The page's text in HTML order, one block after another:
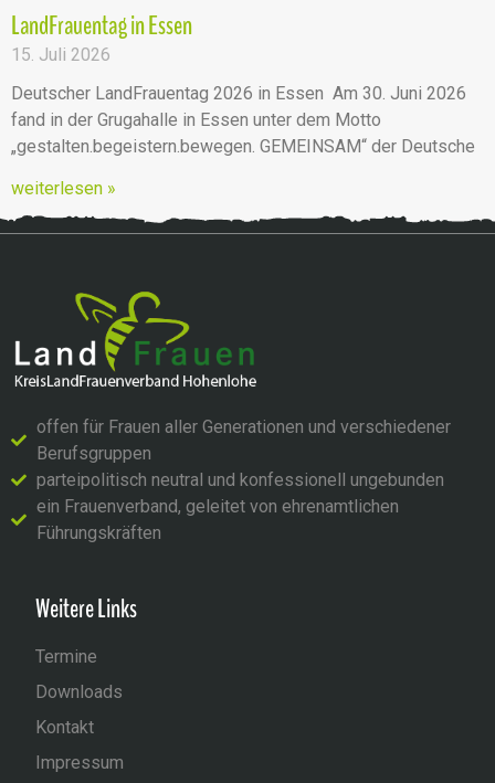
LandFrauentag in Essen
15. Juli 2026
Deutscher LandFrauentag 2026 in Essen Am 30. Juni 2026
fand in der Grugahalle in Essen unter dem Motto
„gestalten.begeistern.bewegen. GEMEINSAM“ der Deutsche
weiterlesen »
offen für Frauen aller Generationen und verschiedener
Berufsgruppen
parteipolitisch neutral und konfessionell ungebunden
ein Frauenverband, geleitet von ehrenamtlichen
Führungskräften
Weitere Links
Termine
Downloads
Kontakt
Impressum